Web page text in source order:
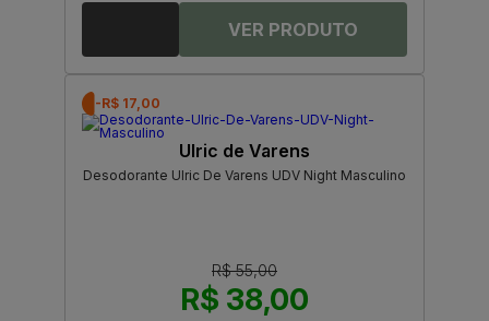
-R$ 17,00
Ulric de Varens
Desodorante Ulric De Varens UDV Night Masculino
R$ 55,00
R$ 38,00